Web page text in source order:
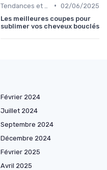
• 02/06/2025
Les meilleures coupes pour
sublimer vos cheveux bouclés
Février 2024
Juillet 2024
Septembre 2024
Décembre 2024
Février 2025
Avril 2025